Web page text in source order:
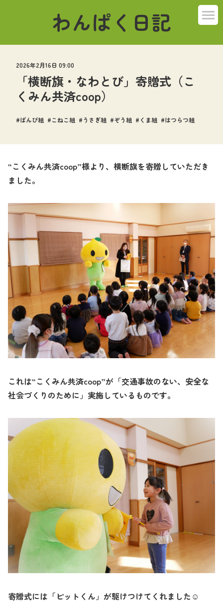
わんぱく日記
2026年2月16日 09:00
「横断旗・なわとび」寄贈式（こ
くみん共済coop）
ばんび組 こねこ組 うさぎ組 ぞう組 くま組 はつらつ組
“こくみん共済coop”様より、横断旗を寄贈していただき
ました。
これは“こくみん共済coop”が「交通事故のない、安全な
社会づくりのために」実施しているものです。
寄贈式には「ピットくん」が駆けつけてくれました ☺